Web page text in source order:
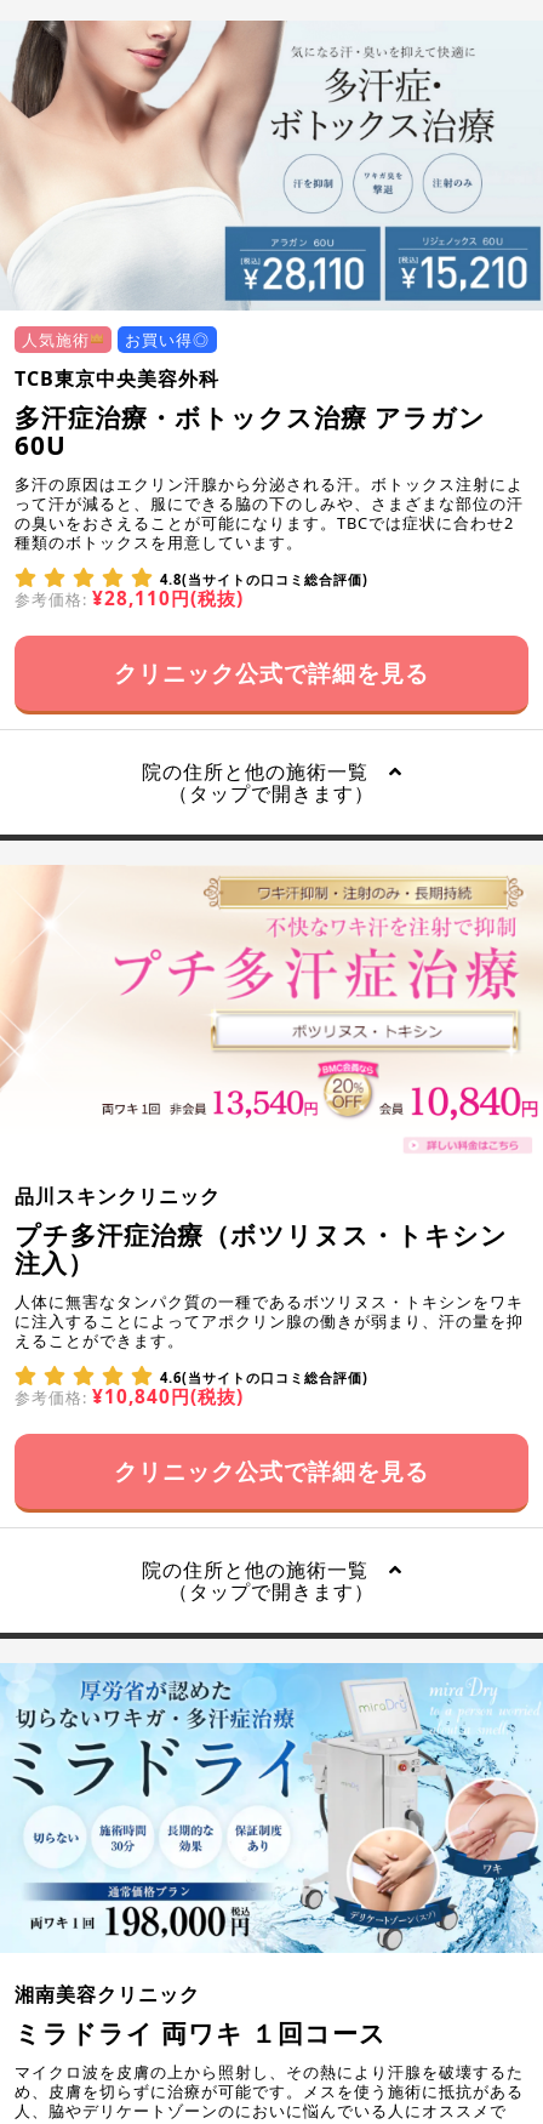
人気施術 お買い得◎
TCB東京中央美容外科
多汗症治療・ボトックス治療 アラガン
60U
多汗の原因はエクリン汗腺から分泌される汗。ボトックス注射によ
って汗が減ると、服にできる脇の下のしみや、さまざまな部位の汗
の臭いをおさえることが可能になります。TBCでは症状に合わせ2
種類のボトックスを用意しています。
4.8(当サイトの口コミ総合評価)
参考価格: ¥28,110円(税抜)
クリニック公式で詳細を見る
院の住所と他の施術一覧
（タップで開きます）
品川スキンクリニック
プチ多汗症治療（ボツリヌス・トキシン
注入）
人体に無害なタンパク質の一種であるボツリヌス・トキシンをワキ
に注入することによってアポクリン腺の働きが弱まり、汗の量を抑
えることができます。
4.6(当サイトの口コミ総合評価)
参考価格: ¥10,840円(税抜)
クリニック公式で詳細を見る
院の住所と他の施術一覧
（タップで開きます）
湘南美容クリニック
ミラドライ 両ワキ １回コース
マイクロ波を皮膚の上から照射し、その熱により汗腺を破壊するた
め、皮膚を切らずに治療が可能です。メスを使う施術に抵抗がある
人、脇やデリケートゾーンのにおいに悩んでいる人にオススメで